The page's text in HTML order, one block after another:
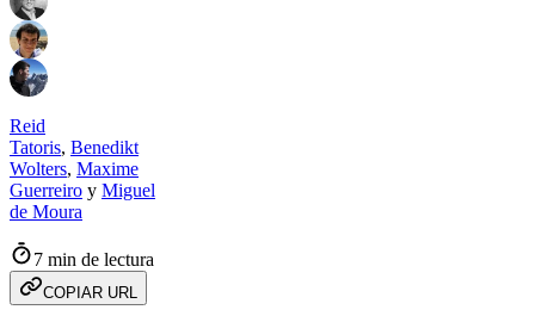
Reid
Tatoris, Benedikt
Wolters, Maxime
Guerreiro y Miguel
de Moura
7 min de lectura
COPIAR URL